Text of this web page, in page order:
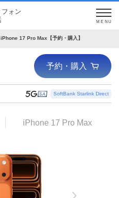
ォン
MENU
17 Pro Max【予約・購入】
予約・購入
iPhone 17 Pro Max